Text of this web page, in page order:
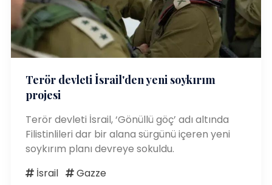
Terör devleti İsrail'den yeni soykırım
projesi
Terör devleti İsrail, ‘Gönüllü göç’ adı altında
Filistinlileri dar bir alana sürgünü içeren yeni
soykırım planı devreye sokuldu.
İsrail
Gazze